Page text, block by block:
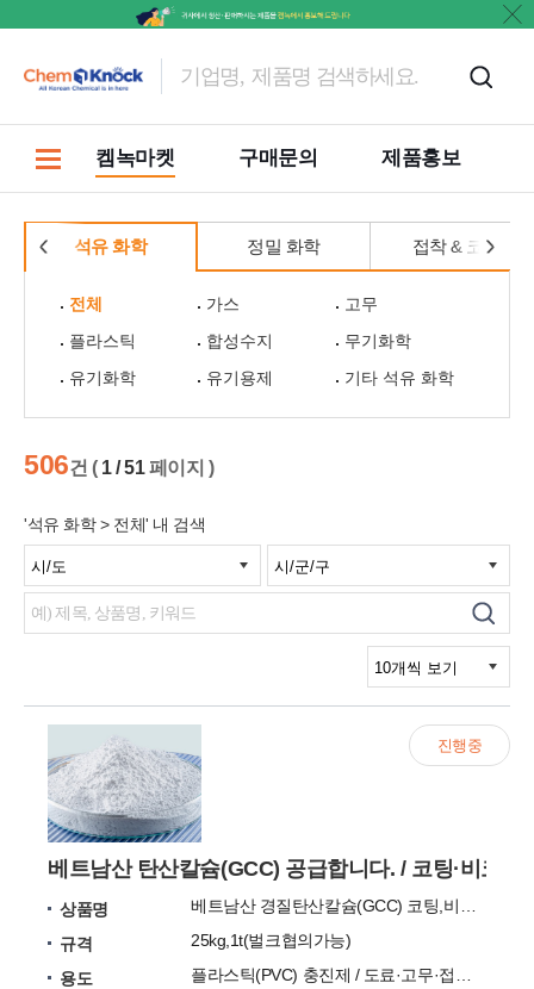
켐녹마켓 구매문의 제품홍보
석유 화학 정밀 화학 접착 & 코팅
전체 가스
고무
플라스틱
합성수지
무기화학
유기화학
유기용제 기타 석유 화학
506건 ( 1 / 51페이지 )
'석유 화학 > 전체' 내 검색
베트남산 탄산칼슘(GCC) 공급합니다. / 코팅·비코팅
상품명
규격
25kg,1t(벌크협의가능)
용도
진행중